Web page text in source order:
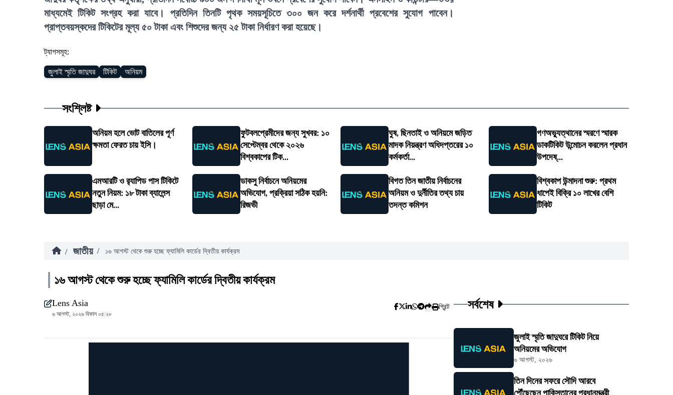
মাধ্যমেই টিকিট সংগ্রহ করা যাবে। প্রতিদিন তিনটি পৃথক সময়সূচিতে ৩০০ জন করে দর্শনার্থী প্রবেশের সুযোগ পাবেন।
প্রাপ্তবয়স্কদের টিকিটের মূল্য ৫০ টাকা এবং শিশুদের জন্য ২৫ টাকা নির্ধারণ করা হয়েছে।
ট্যাগসমূহ:
জুলাই স্মৃতি জাদুঘর টিকিট অনিয়ম
সংশ্লিষ্ট
অনিয়ম হলে ভোট বাতিলের পূর্ণ
ক্ষমতা ফেরত চায় ইসি।
ফুটবলপ্রেমীদের জন্য সুখবর: ১০
সেপ্টেম্বর থেকে ২০২৬
বিশ্বকাপের টিক...
ঘুষ, ছিনতাই ও অনিয়মে জড়িত
মাদক নিয়ন্ত্রণ অধিদপ্তরের ১০
কর্মকর্তা...
গণঅভ্যুত্থানের স্মরণে স্মারক
ডাকটিকিট উন্মোচন করলেন প্রধান
উপদেষ্...
এমআরটি ও র‍্যাপিড পাস টিকিটে
নতুন নিয়ম: ১৮ টাকা ব্যালেন্স
ছাড়া মে...
ডাকসু নির্বাচনে অনিয়মের
অভিযোগ, প্রক্রিয়া সঠিক হয়নি:
রিজভী
বিগত তিন জাতীয় নির্বাচনের
অনিয়ম ও দুর্নীতির তথ্য চায়
তদন্ত কমিশন
বিশ্বকাপ উন্মাদনা শুরু: প্রথম
ধাপেই বিক্রি ১০ লাখের বেশি
টিকিট
/ জাতীয় / ১৬ আগস্ট থেকে শুরু হচ্ছে ফ্যামিলি কার্ডের দ্বিতীয় কার্যক্রম
১৬ আগস্ট থেকে শুরু হচ্ছে ফ্যামিলি কার্ডের দ্বিতীয় কার্যক্রম
Lens Asia
৬ আগস্ট, ২০২৬ বিকাল ০৫:২৮
প্রিন্ট সর্বশেষ
জুলাই স্মৃতি জাদুঘরে টিকিট নিয়ে
অনিয়মের অভিযোগ
৬ আগস্ট, ২০২৬
তিন দিনের সফরে সৌদি আরবে
পৌঁছেছেন পাকিস্তানের প্রধানমন্ত্রী